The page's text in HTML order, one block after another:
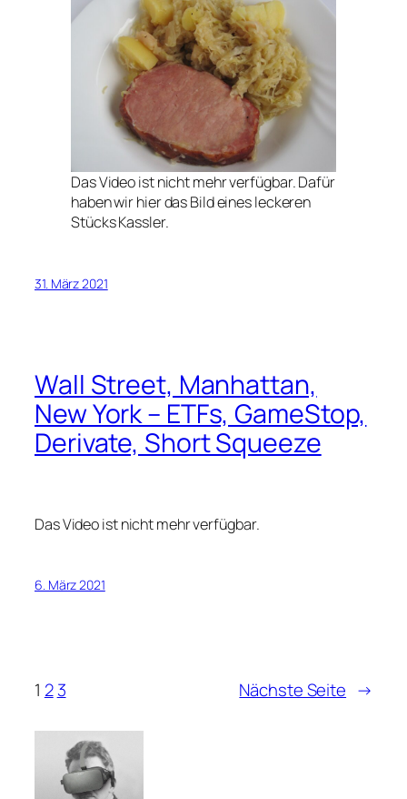
Das Video ist nicht mehr verfügbar. Dafür
haben wir hier das Bild eines leckeren
Stücks Kassler.
31. März 2021
Wall Street, Manhattan,
New York – ETFs, GameStop,
Derivate, Short Squeeze
Das Video ist nicht mehr verfügbar.
6. März 2021
1 2 3 Nächste Seite →